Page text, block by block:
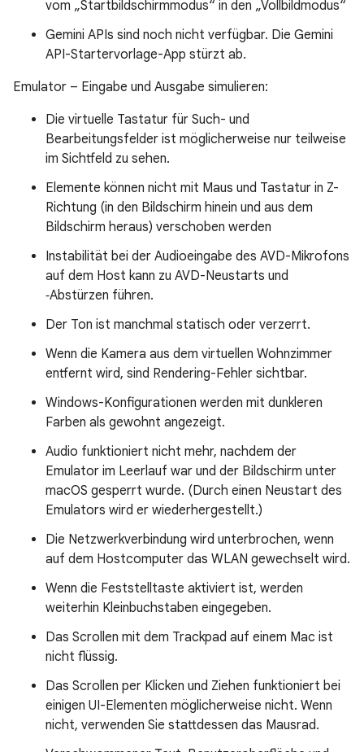
vom „Startbildschirmmodus“ in den „Vollbildmodus“
Gemini APIs sind noch nicht verfügbar. Die Gemini
API-Startervorlage-App stürzt ab.
Emulator – Eingabe und Ausgabe simulieren:
Die virtuelle Tastatur für Such- und
Bearbeitungsfelder ist möglicherweise nur teilweise
im Sichtfeld zu sehen.
Elemente können nicht mit Maus und Tastatur in Z-
Richtung (in den Bildschirm hinein und aus dem
Bildschirm heraus) verschoben werden
Instabilität bei der Audioeingabe des AVD-Mikrofons
auf dem Host kann zu AVD-Neustarts und
‑Abstürzen führen.
Der Ton ist manchmal statisch oder verzerrt.
Wenn die Kamera aus dem virtuellen Wohnzimmer
entfernt wird, sind Rendering-Fehler sichtbar.
Windows-Konfigurationen werden mit dunkleren
Farben als gewohnt angezeigt.
Audio funktioniert nicht mehr, nachdem der
Emulator im Leerlauf war und der Bildschirm unter
macOS gesperrt wurde. (Durch einen Neustart des
Emulators wird er wiederhergestellt.)
Die Netzwerkverbindung wird unterbrochen, wenn
auf dem Hostcomputer das WLAN gewechselt wird.
Wenn die Feststelltaste aktiviert ist, werden
weiterhin Kleinbuchstaben eingegeben.
Das Scrollen mit dem Trackpad auf einem Mac ist
nicht flüssig.
Das Scrollen per Klicken und Ziehen funktioniert bei
einigen UI-Elementen möglicherweise nicht. Wenn
nicht, verwenden Sie stattdessen das Mausrad.